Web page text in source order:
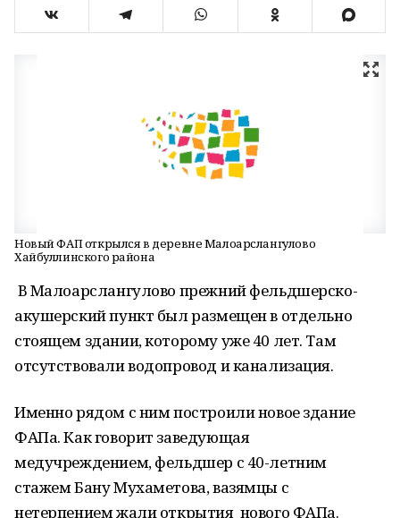
Новый ФАП открылся в деревне Малоарслангулово
Хайбуллинского района
В Малоарслангулово прежний фельдшерско-
акушерский пункт был размещен в отдельно
стоящем здании, которому уже 40 лет. Там
отсутствовали водопровод и канализация.
Именно рядом с ним построили новое здание
ФАПа. Как говорит заведующая
медучреждением, фельдшер с 40-летним
стажем Бану Мухаметова, вазямцы с
нетерпением жали открытия нового ФАПа.